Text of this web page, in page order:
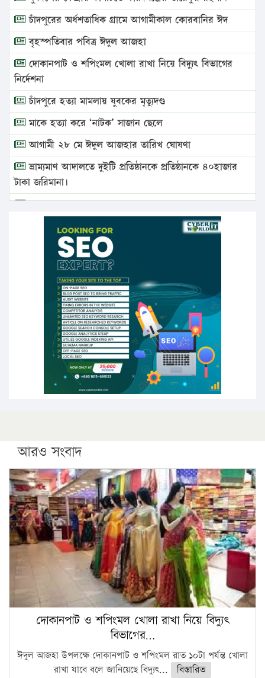
চাঁদপুরের অর্ধশতাধিক গ্রামে আগামীকাল কোরবানির ঈদ
বৃহস্পতিবার পবিত্র ঈদুল আজহা
দোকানপাট ও শপিংমল খোলা রাখা নিয়ে বিদ্যুৎ বিভাগের
নির্দেশনা
চাঁদপুরে হত্যা মামলায় যুবকের মৃত্যুদণ্ড
মাকে হত্যা করে ‘নাটক’ সাজান ছেলে
আগামী ২৮ মে ঈদুল আজহার তারিখ ঘোষণা
ভ্রাম্যমাণ আদালতে দুইটি প্রতিষ্ঠানকে প্রতিষ্ঠানকে ৪০হাজার
টাকা জরিমানা।
এবার লঞ্চের ভাড়া বাড়ল
১৭ থেকে ২১ শতাংশ বিদ্যুতের দাম বাড়ানোর প্রস্তাব পিডিবির
১৬ মে চাঁদপুর ও ২৫ মে ফেনী সফরে যাবেন প্রধানমন্ত্রী
উচ্চশিক্ষায় গৌরবময় অর্জন: পূর্ণ স্কলারশিপে যুক্তরাষ্ট্রে
পিএইচডি করছেন কুয়েটের কৃতি…
সারা দেশে বজ্রাঘাতে ১৪ জনের প্রাণহানি
কঠোর হচ্ছে এসএসসি ও এইচএসসি পরীক্ষা
ফরিদগঞ্জে আগুনে পুড়লো ৬ ব্যবসা প্রতিষ্ঠান
আরও সংবাদ
দোকানপাট ও শপিংমল খোলা রাখা নিয়ে বিদ্যুৎ
বিভাগের…
ঈদুল আজহা উপলক্ষে দোকানপাট ও শপিংমল রাত ১০টা পর্যন্ত খোলা
রাখা যাবে বলে জানিয়েছে বিদ্যুৎ...
বিস্তারিত